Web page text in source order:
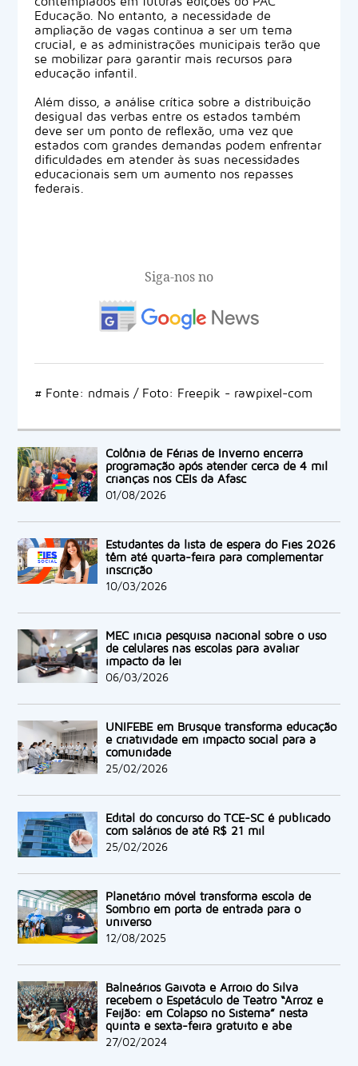
Educação. No entanto, a necessidade de
ampliação de vagas continua a ser um tema
crucial, e as administrações municipais terão que
se mobilizar para garantir mais recursos para
educação infantil.
Além disso, a análise crítica sobre a distribuição
desigual das verbas entre os estados também
deve ser um ponto de reflexão, uma vez que
estados com grandes demandas podem enfrentar
dificuldades em atender às suas necessidades
educacionais sem um aumento nos repasses
federais.
Siga-nos no
# Fonte: ndmais / Foto: Freepik - rawpixel-com
Colônia de Férias de Inverno encerra
programação após atender cerca de 4 mil
crianças nos CEIs da Afasc
01/08/2026
Estudantes da lista de espera do Fies 2026
têm até quarta-feira para complementar
inscrição
10/03/2026
MEC inicia pesquisa nacional sobre o uso
de celulares nas escolas para avaliar
impacto da lei
06/03/2026
UNIFEBE em Brusque transforma educação
e criatividade em impacto social para a
comunidade
25/02/2026
Edital do concurso do TCE-SC é publicado
com salários de até R$ 21 mil
25/02/2026
Planetário móvel transforma escola de
Sombrio em porta de entrada para o
universo
12/08/2025
Balneários Gaivota e Arroio do Silva
recebem o Espetáculo de Teatro “Arroz e
Feijão: em Colapso no Sistema” nesta
quinta e sexta-feira gratuito e abe
27/02/2024